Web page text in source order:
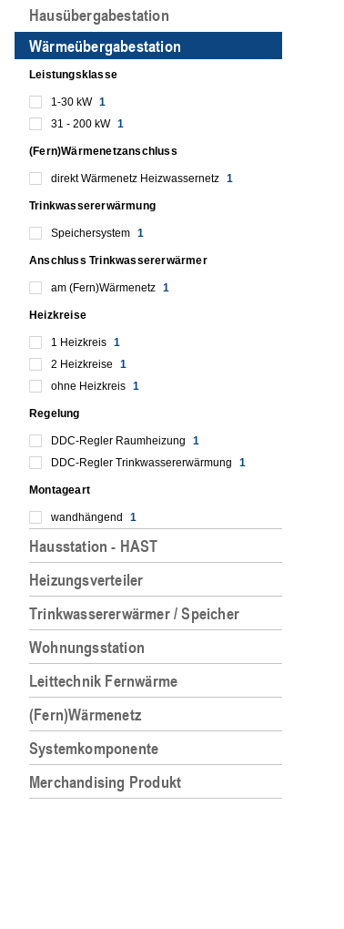
Hausübergabestation
Wärmeübergabestation
Leistungsklasse
1-30 kW 1
31 - 200 kW 1
(Fern)Wärmenetzanschluss
direkt Wärmenetz Heizwassernetz 1
Trinkwassererwärmung
Speichersystem 1
Anschluss Trinkwassererwärmer
am (Fern)Wärmenetz 1
Heizkreise
1 Heizkreis 1
2 Heizkreise
1
ohne Heizkreis 1
Regelung
DDC-Regler Raumheizung
1
DDC-Regler Trinkwassererwärmung
1
Montageart
wandhängend 1
Hausstation - HAST
Heizungsverteiler
Trinkwassererwärmer / Speicher
Wohnungsstation
Leittechnik Fernwärme
(Fern)Wärmenetz
Systemkomponente
Merchandising Produkt